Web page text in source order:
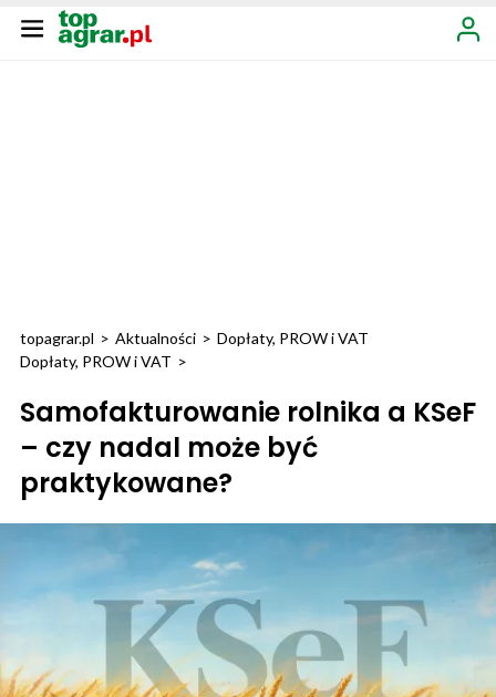
topagrar.pl > Aktualności > Dopłaty, PROW i VAT
Dopłaty, PROW i VAT >
Samofakturowanie rolnika a KSeF
– czy nadal może być
praktykowane?